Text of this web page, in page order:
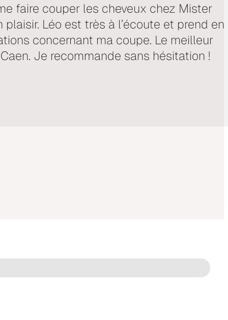
faire couper les cheveux chez Mister
Léo est très à l’écoute et prend en
concernant ma coupe. Le meilleur
Je recommande sans hésitation !